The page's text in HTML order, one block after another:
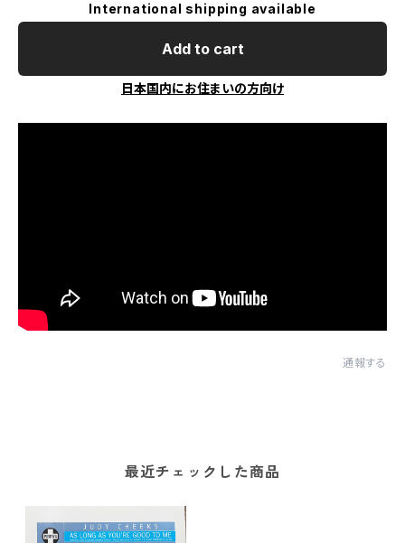
International shipping available
Add to cart
日本国内にお住まいの方向け
通報する
最近チェックした商品